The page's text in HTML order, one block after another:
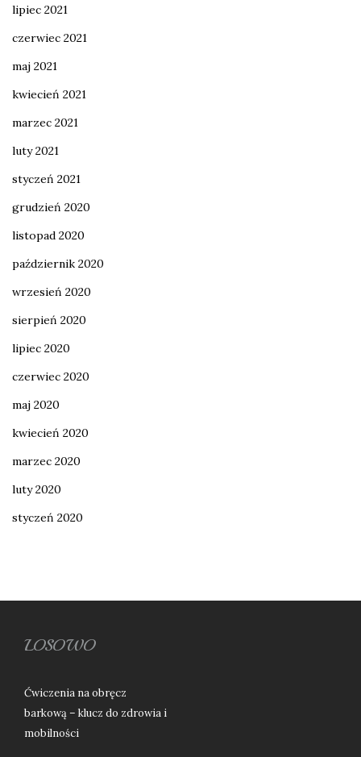
lipiec 2021
czerwiec 2021
maj 2021
kwiecień 2021
marzec 2021
luty 2021
styczeń 2021
grudzień 2020
listopad 2020
październik 2020
wrzesień 2020
sierpień 2020
lipiec 2020
czerwiec 2020
maj 2020
kwiecień 2020
marzec 2020
luty 2020
styczeń 2020
LOSOWO
Ćwiczenia na obręcz
barkową – klucz do zdrowia i
mobilności